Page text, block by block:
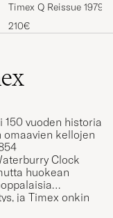
Timex Q Reissue 1979
Dial
210€
vuoden historia
omaavien kellojen
Clock
huokean
ja Timex onkin
ja saavuttanut